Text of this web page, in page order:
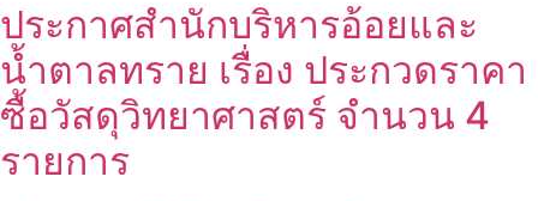
ประกาศสำนักบริหารอ้อยและ
น้ำตาลทราย เรื่อง ประกวดราคา
ซื้อวัสดุวิทยาศาสตร์ จำนวน 4
รายการ